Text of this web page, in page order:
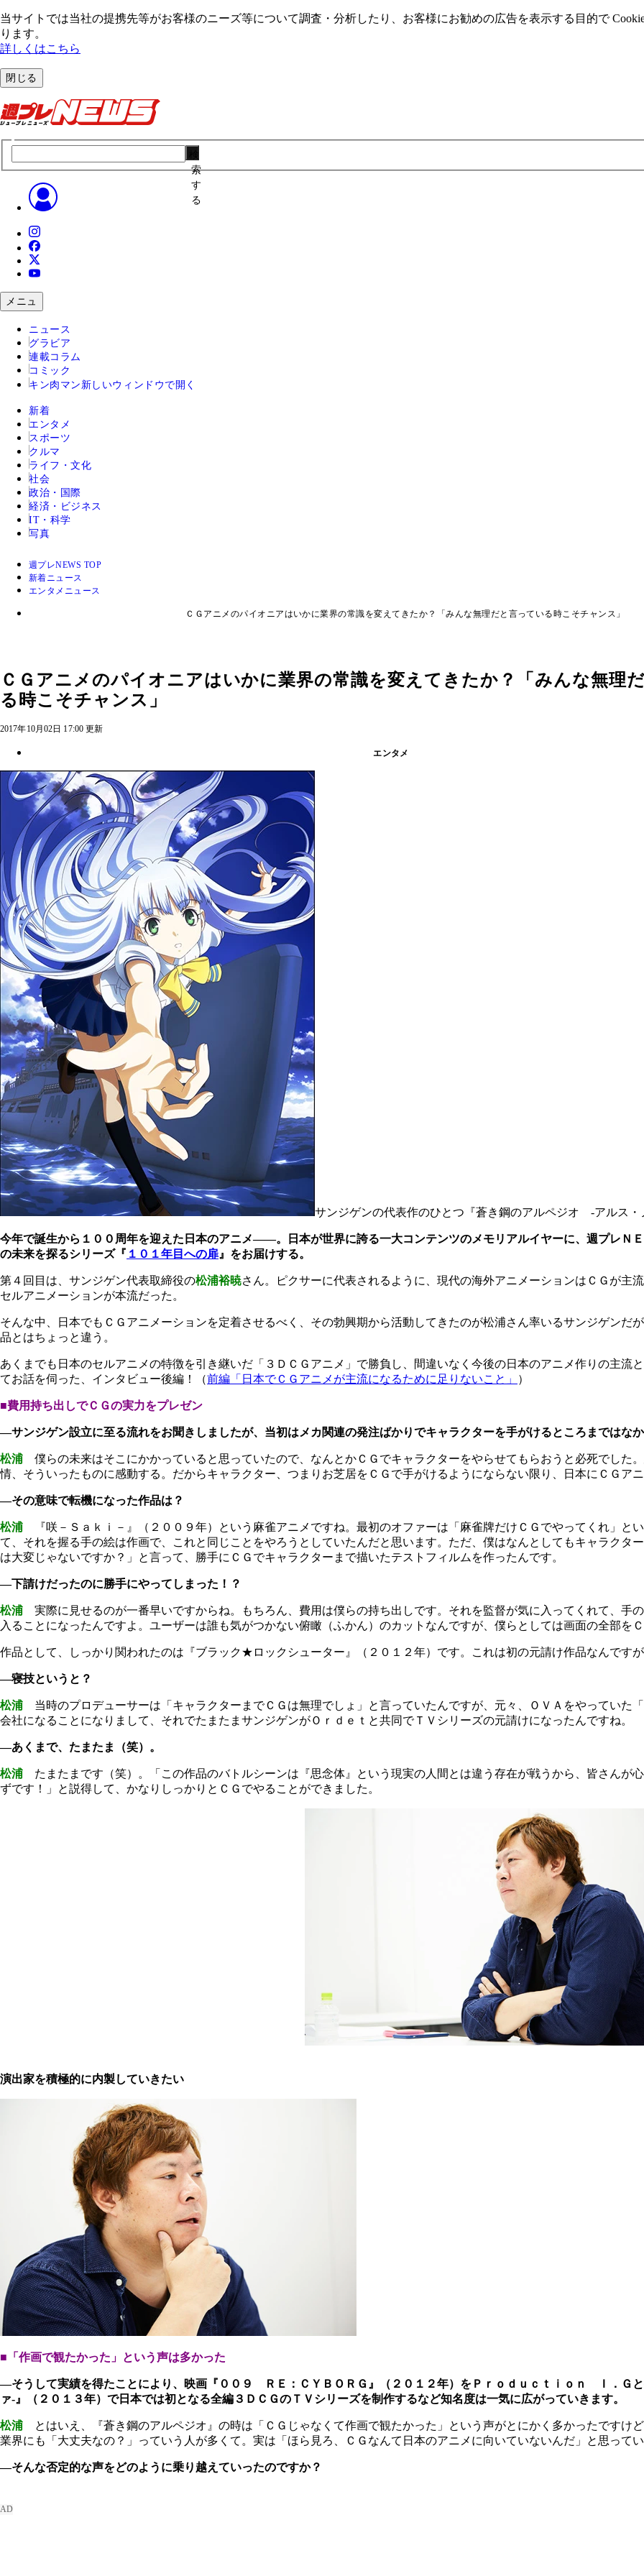
当サイトでは当社の提携先等がお客様のニーズ等について調査・分析したり、お客様にお勧めの広告を表⽰する⽬的で
ります。
詳しくはこちら
閉じる
索
す
る
メニュ
ニュース
グラビア
連載コラム
コミック
キン肉マン 新しいウィンドウで開く
新着
エンタメ
スポーツ
クルマ
ライフ・文化
社会
政治・国際
経済・ビジネス
IT・科学
写真
週プレNEWS TOP
新着ニュース
エンタメニュース
ＣＧアニメのパイオニアはいかに業界の常識を変えてきたか？「みんな無理だと言っている時こそチャンス」
ＣＧアニメのパイオニアはいかに業界の常識を変えてきたか？「みんな無理
る時こそチャンス」
2017年10月02日 17:00 更新
エンタメ
サンジゲンの代表作のひとつ『蒼き鋼のアルペジオ -アルス・
今年で誕生から１００周年を迎えた日本のアニメ――。日本が世界に誇る一大コンテンツのメモリアルイヤーに、週プレＮ
の未来を探るシリーズ『 １０１年目への扉 』をお届けする。
第４回目は、サンジゲン代表取締役の松浦裕暁さん。ピクサーに代表されるように、現代の海外アニメーションはＣＧが主
セルアニメーションが本流だった。
そんな中、日本でもＣＧアニメーションを定着させるべく、その勃興期から活動してきたのが松浦さん率いるサンジゲンだ
品とはちょっと違う。
あくまでも日本のセルアニメの特徴を引き継いだ「３ＤＣＧアニメ」で勝負し、間違いなく今後の日本のアニメ作りの主流
てお話を伺った、インタビュー後編！（前編「日本でＣＧアニメが主流になるために足りないこと」 ）
■費用持ち出しでＣＧの実力をプレゼン
―サンジゲン設立に至る流れをお聞きしましたが、当初はメカ関連の発注ばかりでキャラクターを手がけるところまではなか
松浦 僕らの未来はそこにかかっていると思っていたので、なんとかＣＧでキャラクターをやらせてもらおうと必死でした
情、そういったものに感動する。だからキャラクター、つまりお芝居をＣＧで手がけるようにならない限り、日本にＣＧア
―その意味で転機になった作品は？
松浦
『咲－Ｓａｋｉ－』（２００９年）という麻雀アニメですね。最初のオファーは「麻雀牌だけＣＧでやってくれ」と
て、それを握る手の絵は作画で、これと同じことをやろうとしていたんだと思います。ただ、僕はなんとしてもキャラクタ
は大変じゃないですか？」と言って、勝手にＣＧでキャラクターまで描いたテストフィルムを作ったんです。
―下請けだったのに勝手にやってしまった！？
松浦 実際に見せるのが一番早いですからね。もちろん、費用は僕らの持ち出しです。それを監督が気に入ってくれて、手
入ることになったんですよ。ユーザーは誰も気がつかない俯瞰（ふかん）のカットなんですが、僕らとしては画面の全部を
作品として、しっかり関われたのは『ブラック★ロックシューター』（２０１２年）です。これは初の元請け作品なんです
―寝技というと？
松浦
当時のプロデューサーは「キャラクターまでＣＧは無理でしょ」と言っていたんですが、元々、ＯＶＡをやっていた
会社になることになりまして、それでたまたまサンジゲンがＯｒｄｅｔと共同でＴＶシリーズの元請けになったんですね。
―あくまで、たまたま（笑）。
松浦
たまたまです（笑）。「この作品のバトルシーンは『思念体』という現実の人間とは違う存在が戦うから、皆さんが
ずです！」と説得して、かなりしっかりとＣＧでやることができました。
演出家を積極的に内製していきたい
■「作画で観たかった」という声は多かった
―そうして実績を得たことにより、映画『００９ ＲＥ：ＣＹＢＯＲＧ』（２０１２年）をＰｒｏｄｕｃｔｉｏｎ Ｉ．Ｇ
ァ-』（２０１３年）で日本では初となる全編３ＤＣＧのＴＶシリーズを制作するなど知名度は一気に広がっていきます。
松浦 とはいえ、『蒼き鋼のアルペジオ』の時は「ＣＧじゃなくて作画で観たかった」という声がとにかく多かったですけ
業界にも「大丈夫なの？」っていう人が多くて。実は「ほら見ろ、ＣＧなんて日本のアニメに向いていないんだ」と思って
―そんな否定的な声をどのように乗り越えていったのですか？